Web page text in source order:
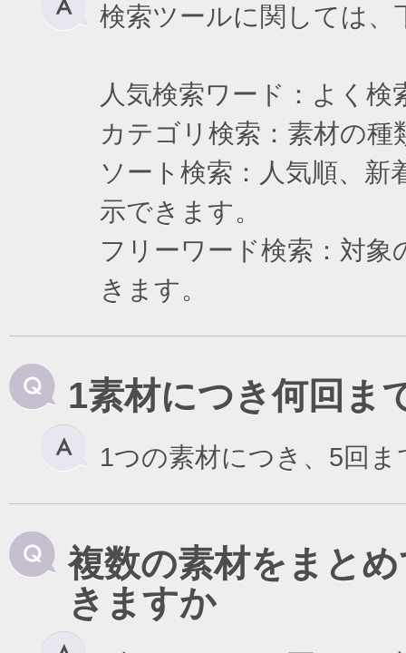
検索ツールに関しては
人気検索ワード：よく
カテゴリ検索：素材の
ソート検索：人気順、
示できます。
フリーワード検索：対
きます。
1素材につき何回ま
1つの素材につき、5回
複数の素材をまと
きますか